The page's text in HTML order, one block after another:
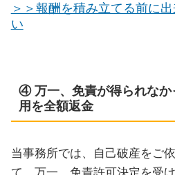
＞＞報酬を積み立てる前に
い
④ 万一、免責が得られなか
用を全額返金
当事務所では、自己破産をご
て、万一、免責許可決定を受